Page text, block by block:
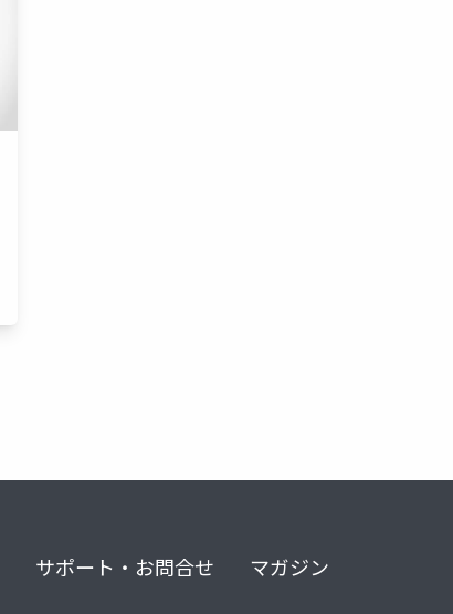
サポート・お問合せ マガジン